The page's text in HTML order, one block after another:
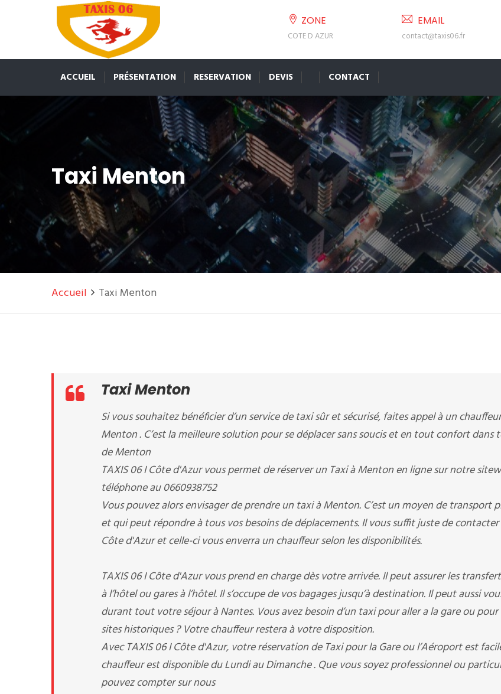
ZONE
COTE D AZUR
EMAIL
contact@taxis06.fr
ACCUEIL PRÉSENTATION RESERVATION DEVIS CONTACT
Taxi Menton
Accueil Taxi Menton
Taxi Menton
Si vous souhaitez bénéficier d’un service de taxi sûr et sécurisé, faites appel à un
Menton . C’est la meilleure solution pour se déplacer sans soucis et en tout confort dans
de Menton
TAXIS 06 I Côte d'Azur vous permet de réserver un Taxi à Menton en ligne sur notre
téléphone au 0660938752
Vous pouvez alors envisager de prendre un taxi à Menton. C’est un moyen de transport
et qui peut répondre à tous vos besoins de déplacements. Il vous suffit juste de contacter
Côte d'Azur et celle-ci vous enverra un chauffeur selon les disponibilités.
TAXIS 06 I Côte d'Azur vous prend en charge dès votre arrivée. Il peut assurer les
à l’hôtel ou gares à l’hôtel. Il s’occupe de vos bagages jusqu’à destination. Il peut aussi
durant tout votre séjour à Nantes. Vous avez besoin d’un taxi pour aller a la gare ou
sites historiques ? Votre chauffeur restera à votre disposition.
Avec TAXIS 06 I Côte d'Azur, votre réservation de Taxi pour la Gare ou l’Aéroport est
chauffeur est disponible du Lundi au Dimanche . Que vous soyez professionnel ou
pouvez compter sur nous